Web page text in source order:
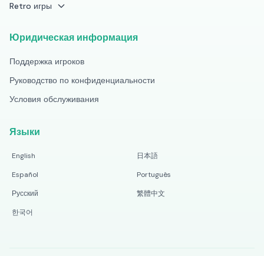
Retro игры
Юридическая информация
Поддержка игроков
Руководство по конфиденциальности
Условия обслуживания
Языки
English
日本語
Español
Português
Русский
繁體中文
한국어